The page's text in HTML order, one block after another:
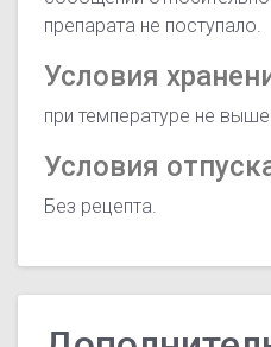
препарата не поступало.
Условия
при температуре не
Условия
Без рецепта.